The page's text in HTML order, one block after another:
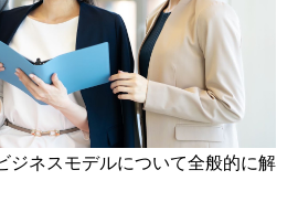
ジネスモデルについて全般的に解